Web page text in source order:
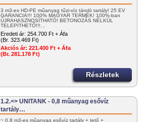
3 m3-es HD-PE műanyag tűzi-víz tároló tartály! 25 ÉV
GARANCIA!!! 100% MAGYAR TERMÉK! 100%-ban
ÚJRAHASZNOSÍTHATÓ! BETONOZÁS NÉLKÜL
TELEPÍTHETŐ!!!…
Eredeti ár: 254.700 Ft + Áfa
(Br. 323.469 Ft)
Akciós ár: 221.400 Ft + Áfa
(Br. 281.178 Ft)
Részletek
1.2.<> UNITANK - 0,8 műanyag esővíz
tartály…
~ 0,8 m3-es műanyag esővíz tartály + tető +